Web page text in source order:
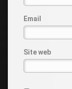
Email
Site web